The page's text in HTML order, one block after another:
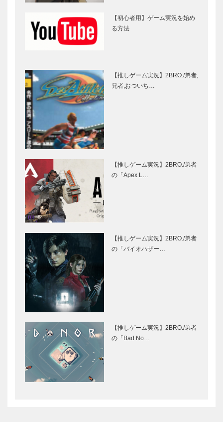
【初心者用】ゲーム実況を始め
る方法
【推しゲーム実況】2BRO./弟者,
兄者,おついち…
【推しゲーム実況】2BRO./弟者
の「Apex L…
【推しゲーム実況】2BRO./弟者
の「バイオハザー…
【推しゲーム実況】2BRO./弟者
の「Bad No…